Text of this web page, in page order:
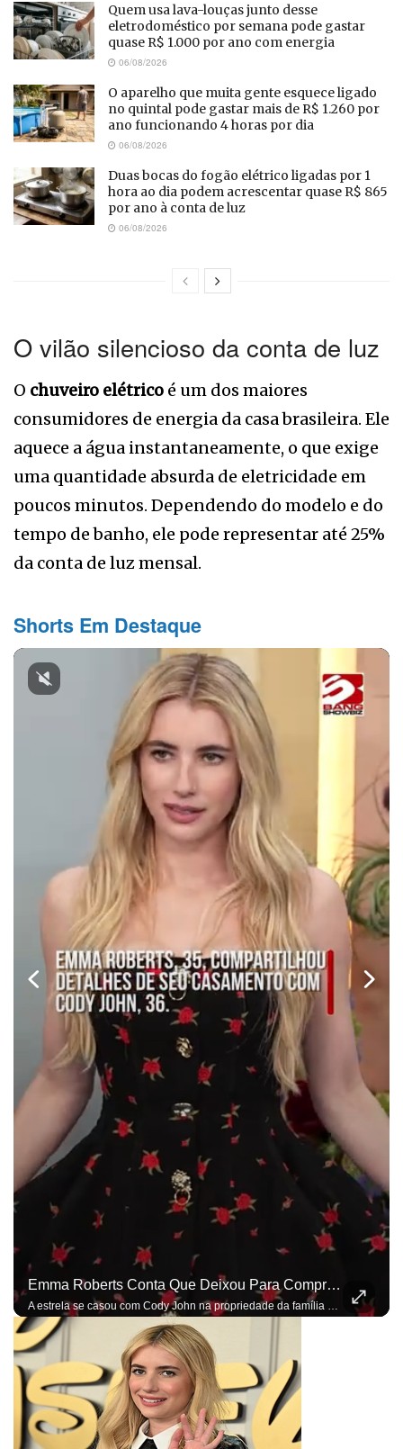
Quem usa lava-louças junto desse
eletrodoméstico por semana pode gastar
quase R$ 1.000 por ano com energia
06/08/2026
O aparelho que muita gente esquece ligado
no quintal pode gastar mais de R$ 1.260 por
ano funcionando 4 horas por dia
06/08/2026
Duas bocas do fogão elétrico ligadas por 1
hora ao dia podem acrescentar quase R$ 865
por ano à conta de luz
06/08/2026
O vilão silencioso da conta de luz
O chuveiro elétrico é um dos maiores
consumidores de energia da casa brasileira. Ele
aquece a água instantaneamente, o que exige
uma quantidade absurda de eletricidade em
poucos minutos. Dependendo do modelo e do
tempo de banho, ele pode representar até 25%
da conta de luz mensal.
Shorts Em Destaque
Emma Roberts Conta Que Deixou Para Comprar A Aliança De Casamento Dias Antes Da Cerimônia
A estrela se casou com Cody John na propriedade da família do ator em Idaho